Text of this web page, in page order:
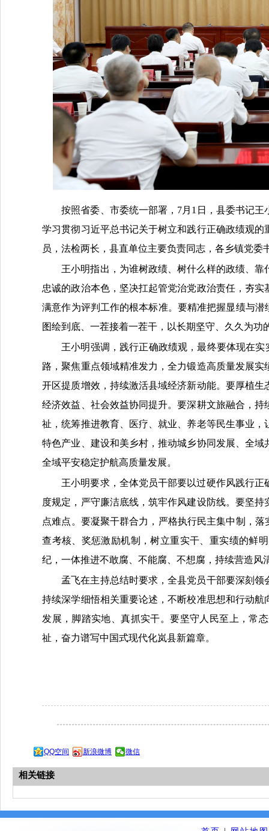
按照省委、市委统一部署 ， 7月 1 日，县委书记
学习贯彻习近平总书记关于树立和践行正确政绩观
员，法检两长，县直单位主要负责同志，各乡镇党委
王小明指出，为谁树政绩、树什么样的政绩、
忠诚的政治本色，坚决扛起管党治党政治责任，夯
满意作为评判工作的根本标准。要精准把握显绩与潜
图绘到底、一茬接着一茬干，以长期坚守、久久为
王小明强调，践行正确政绩观，最终要体现在
路，聚焦重点领域精准发力，全力锻造高质量发展
开区提质增效，持续激活县域经济新动能。要厚植
经济效益、社会效益协同提升。要深耕文旅融合，
祉，统筹推进教育、医疗、就业、养老等民生事业
特色产业、建设和美乡村，推动城乡协同发展、全
全域平安稳定护航高质量发展。
王小明要求，全体党员干部要以过硬作风践行
度规定，严守廉洁底线，筑牢作风建设防线。要坚
点难点。要凝聚干群合力，严格执行民主集中制，落
查考核、奖惩激励机制，树立重实干、重实绩的鲜
纪，一体推进不敢腐、不能腐、不想腐，持续营造风
孟飞在主持总结时要求，全县党员干部要深刻
持续深学细悟相关重要论述，不断校准思想和行动
发展，脚踏实地、真抓实干。要坚守人民至上，常
祉，奋力谱写中国式现代化岚县新篇章。
QQ空间 新浪微博 微信
相关链接